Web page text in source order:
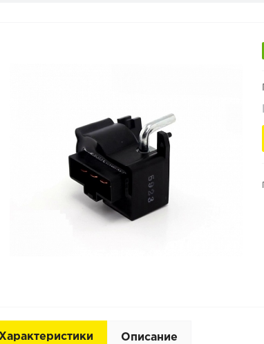
Описание